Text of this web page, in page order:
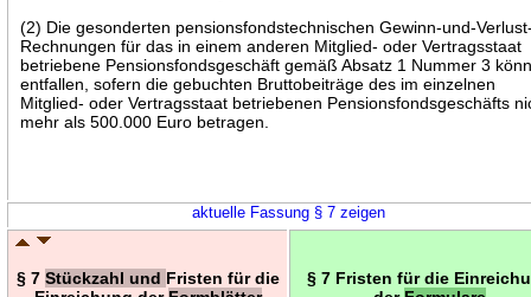
(2) Die gesonderten pensionsfondstechnischen Gewinn-und-
Rechnungen für das in einem anderen Mitglied- oder Vertragsstaat
betriebene Pensionsfondsgeschäft gemäß Absatz 1 Nummer 3
entfallen, sofern die gebuchten Bruttobeiträge des im einzelnen
Mitglied- oder Vertragsstaat betriebenen Pensionsfondsgeschäfts
mehr als 500.000 Euro betragen.
aktuelle Fassung § 7 zeigen
§ 7 Stückzahl und Fristen für die
§ 7 Fristen für die